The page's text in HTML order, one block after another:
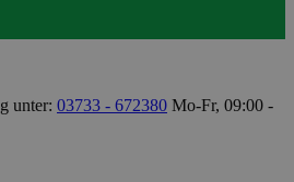
unter: 03733 - 672380 Mo-Fr, 09:00 -